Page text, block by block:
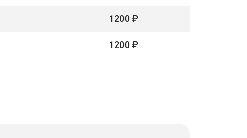
1200 ₽
1200 ₽